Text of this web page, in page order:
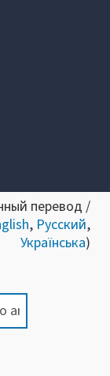
перевод /
, Русский,
Українська)